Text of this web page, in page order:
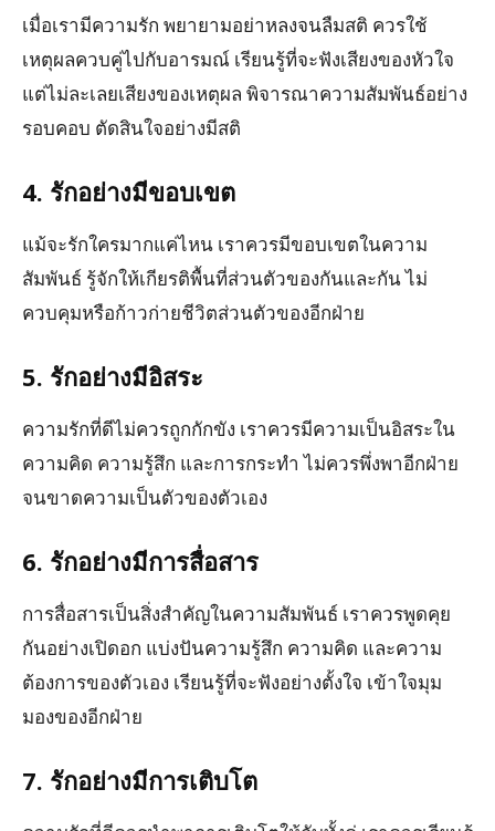
เมื่อเรามีความรัก พยายามอย่าหลงจนลืมสติ ควรใช้
เหตุผลควบคู่ไปกับอารมณ์ เรียนรู้ที่จะฟังเสียงของหัวใจ
แต่ไม่ละเลยเสียงของเหตุผล พิจารณาความสัมพันธ์อย่าง
รอบคอบ ตัดสินใจอย่างมีสติ
4. รักอย่างมีขอบเขต
แม้จะรักใครมากแค่ไหน เราควรมีขอบเขตในความ
สัมพันธ์ รู้จักให้เกียรติพื้นที่ส่วนตัวของกันและกัน ไม่
ควบคุมหรือก้าวก่ายชีวิตส่วนตัวของอีกฝ่าย
5. รักอย่างมีอิสระ
ความรักที่ดีไม่ควรถูกกักขัง เราควรมีความเป็นอิสระใน
ความคิด ความรู้สึก และการกระทำ ไม่ควรพึ่งพาอีกฝ่าย
จนขาดความเป็นตัวของตัวเอง
6. รักอย่างมีการสื่อสาร
การสื่อสารเป็นสิ่งสำคัญในความสัมพันธ์ เราควรพูดคุย
กันอย่างเปิดอก แบ่งปันความรู้สึก ความคิด และความ
ต้องการของตัวเอง เรียนรู้ที่จะฟังอย่างตั้งใจ เข้าใจมุม
มองของอีกฝ่าย
7. รักอย่างมีการเติบโต